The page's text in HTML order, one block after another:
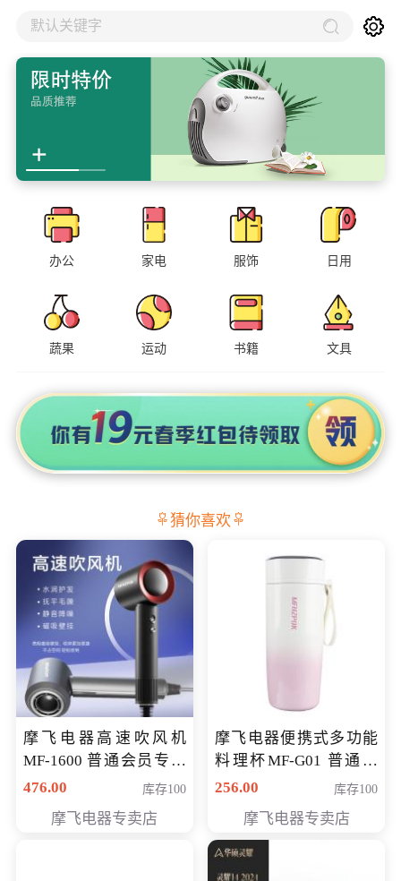
默认关键字
办公 家电 服饰 日用
蔬果 运动 书籍 文具
猜你喜欢
摩飞电器高速吹风机
MF-1600 普通会员专享
价298元
476.00 库存100
摩飞电器专卖店
摩飞电器便携式多功能
料理杯MF-G01 普通会
员专享价格118元
256.00 库存100
摩飞电器专卖店